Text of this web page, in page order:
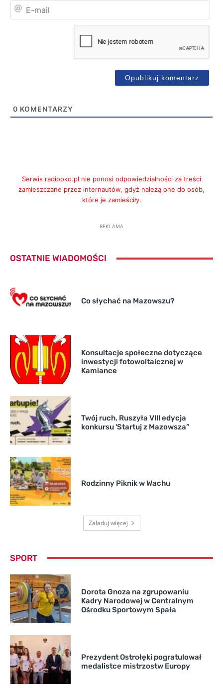
0 KOMENTARZY
Serwis radiooko.pl nie ponosi odpowiedzialności za treści
zamieszczane przez internautów, gdyż należą one do osób,
które je zamieściły.
REKLAMA
OSTATNIE WIADOMOŚCI
Co słychać na Mazowszu?
Konsultacje społeczne dotyczące
inwestycji fotowoltaicznej w
Kamiance
Twój ruch. Ruszyła VIII edycja
konkursu 'Startuj z Mazowsza”
Rodzinny Piknik w Wachu
Załaduj więcej
SPORT
Dorota Gnoza na zgrupowaniu
Kadry Narodowej w Centralnym
Ośrodku Sportowym Spała
Prezydent Ostrołęki pogratulował
medalistce mistrzostw Europy